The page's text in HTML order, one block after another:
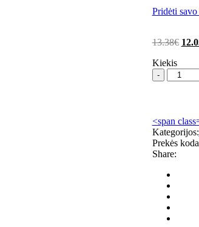
Pridėti
13.38€
Kiekis
S
ypač
trapui
quantity
<span
Kategorijos:
Prekės
Share: